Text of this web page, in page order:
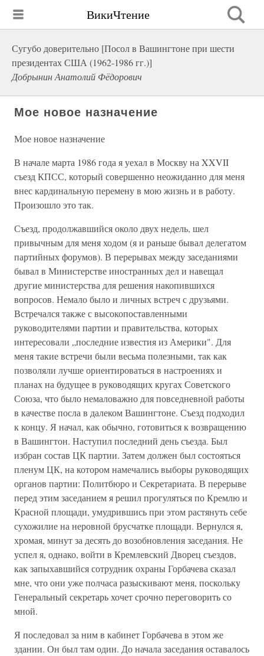
ВикиЧтение
Сугубо доверительно [Посол в Вашингтоне при шести
президентах США (1962-1986 гг.)]
Добрынин Анатолий Фёдорович
Мое новое назначение
Мое новое назначение
В начале марта 1986 года я уехал в Москву на XXVII
съезд КПСС, который совершенно неожиданно для меня
внес кардинальную перемену в мою жизнь и в работу.
Произошло это так.
Съезд, продолжавшийся около двух недель, шел
привычным для меня ходом (я и раньше бывал делегатом
партийных форумов). В перерывах между заседаниями
бывал в Министерстве иностранных дел и навещал
другие министерства для решения накопившихся
вопросов. Немало было и личных встреч с друзьями.
Встречался также с высокопоставленными
руководителями партии и правительства, которых
интересовали „последние известия из Америки". Для
меня такие встречи были весьма полезными, так как
позволяли лучше ориентироваться в настроениях и
планах на будущее в руководящих кругах Советского
Союза, что было немаловажно для повседневной работы
в качестве посла в далеком Вашингтоне. Съезд подходил
к концу. Я начал, как обычно, готовиться к возвращению
в Вашингтон. Наступил последний день съезда. Был
избран состав ЦК партии. Затем должен был состояться
пленум ЦК, на котором намечались выборы руководящих
органов партии: Политбюро и Секретариата. В перерыве
перед этим заседанием я решил прогуляться по Кремлю и
Красной площади, умудрившись при этом растянуть себе
сухожилие на неровной брусчатке площади. Вернулся я,
хромая, минут за десять до возобновления заседания. Не
успел я, однако, войти в Кремлевский Дворец съездов,
как запыхавшийся сотрудник охраны Горбачева сказал
мне, что они уже полчаса разыскивают меня, поскольку
Генеральный секретарь хочет срочно переговорить со
мной.
Я последовал за ним в кабинет Горбачева в этом же
здании. Он был там один. До начала заседания оставалось